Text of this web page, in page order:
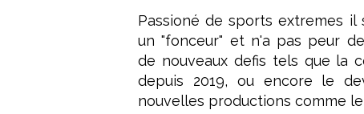
Passioné de sports extremes il
un "fonceur" et n'a pas peur
de nouveaux defis tels que la
depuis 2019, ou encore le
nouvelles productions comme